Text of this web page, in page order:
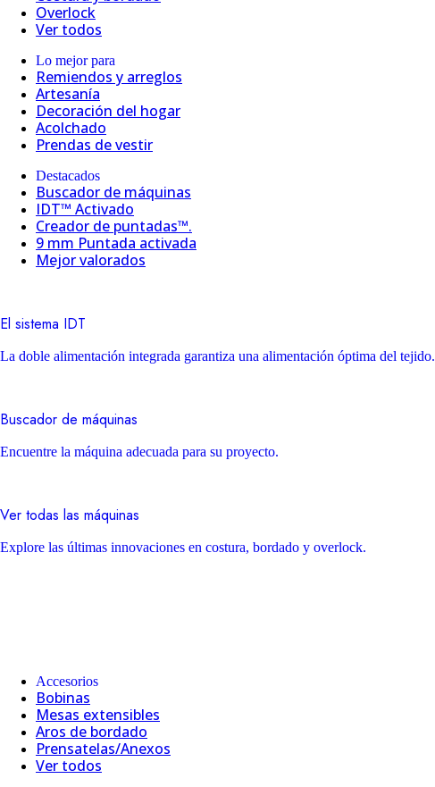
Overlock
Ver todos
Lo mejor para
Remiendos y arreglos
Artesanía
Decoración del hogar
Acolchado
Prendas de vestir
Destacados
Buscador de máquinas
IDT™ Activado
Creador de puntadas™.
9 mm Puntada activada
Mejor valorados
El sistema IDT
La doble alimentación integrada garantiza una alimentación óptima del tejido.
Buscador de máquinas
Encuentre la máquina adecuada para su proyecto.
Ver todas las máquinas
Explore las últimas innovaciones en costura, bordado y overlock.
Accesorios
Bobinas
Mesas extensibles
Aros de bordado
Prensatelas/Anexos
Ver todos